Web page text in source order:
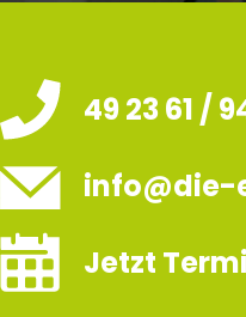
49 23 61 /
info@die-
Jetzt